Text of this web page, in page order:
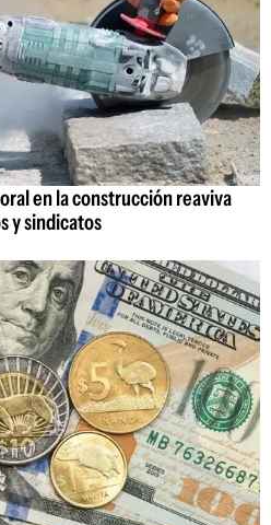
en la construcción reaviva
y sindicatos